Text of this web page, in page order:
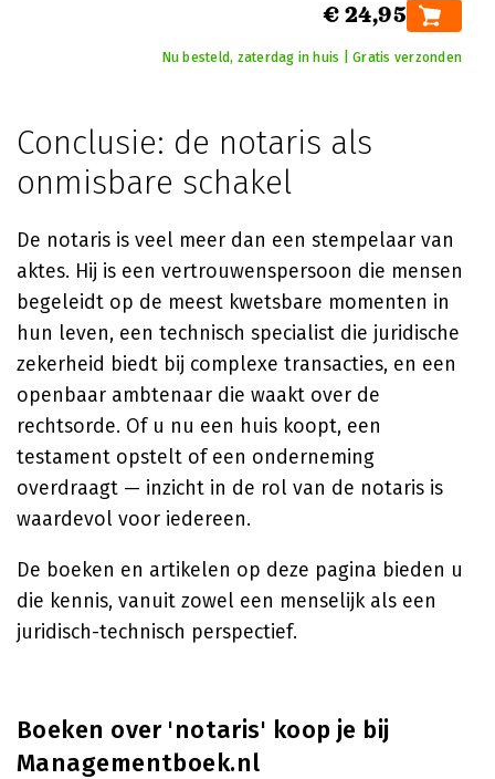
€ 24,95
Nu besteld, zaterdag in huis | Gratis verzonden
Conclusie: de notaris als
onmisbare schakel
De notaris is veel meer dan een stempelaar van
aktes. Hij is een vertrouwenspersoon die mensen
begeleidt op de meest kwetsbare momenten in
hun leven, een technisch specialist die juridische
zekerheid biedt bij complexe transacties, en een
openbaar ambtenaar die waakt over de
rechtsorde. Of u nu een huis koopt, een
testament opstelt of een onderneming
overdraagt — inzicht in de rol van de notaris is
waardevol voor iedereen.
De boeken en artikelen op deze pagina bieden u
die kennis, vanuit zowel een menselijk als een
juridisch-technisch perspectief.
Boeken over 'notaris' koop je bij
Managementboek.nl